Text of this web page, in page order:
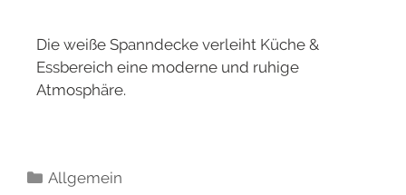
Die weiße Spanndecke verleiht Küche &
Essbereich eine moderne und ruhige
Atmosphäre.
Allgemein